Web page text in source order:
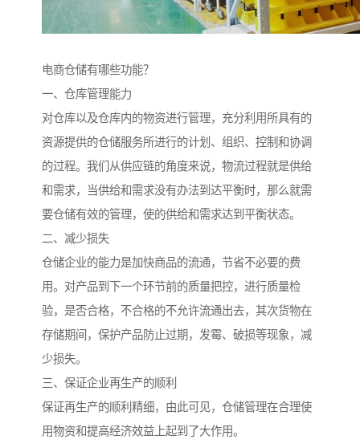
电商仓储有哪些功能？
一、仓库管理能力
对仓库以及仓库内的物资进行管理，充分利用所具有的
资源提供的仓储服务所进行的计划、组织、控制和协调
的过程。我们从供应链的角度来说，物流过程就是供给
和需求，当供给和需求没有办法到达平衡时，那么就需
要仓储有效的管理，使的供给和需求达到平衡状态。
二、减少损失
仓储企业的能力是加快商品的流通，节省不必要的费
用。对产品到下一个环节前的质量把控，进行质量检
验，是否合格，不合格的不允许流通出去，其次货物在
存储期间，保护产品防止过期，发霉、破损等现象，减
少损失。
三、保证企业再生产的顺利
保证再生产的顺利精细，由此可见，仓储管理在合理使
用物资和提高经济效益上起到了大作用。